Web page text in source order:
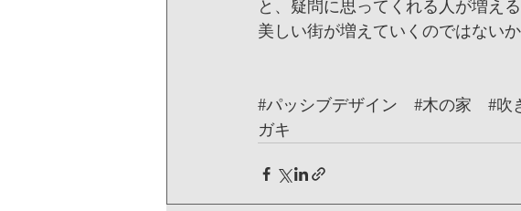
と、疑問に思ってくれる人が増え
美しい街が増えていくのではない
#パッシブデザイン #木の家 #吹
ガキ